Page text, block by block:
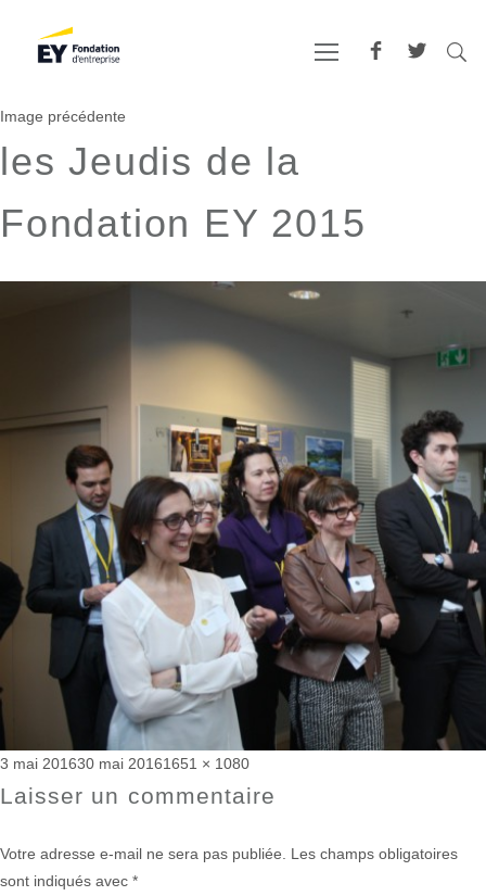
Image précédente
les Jeudis de la
Fondation EY 2015
Publié
le
3 mai 201630 mai 2016Taille
réelle
1651 × 1080
Laisser un commentaire
Votre adresse e-mail ne sera pas publiée.
Les champs obligatoires
sont indiqués avec *